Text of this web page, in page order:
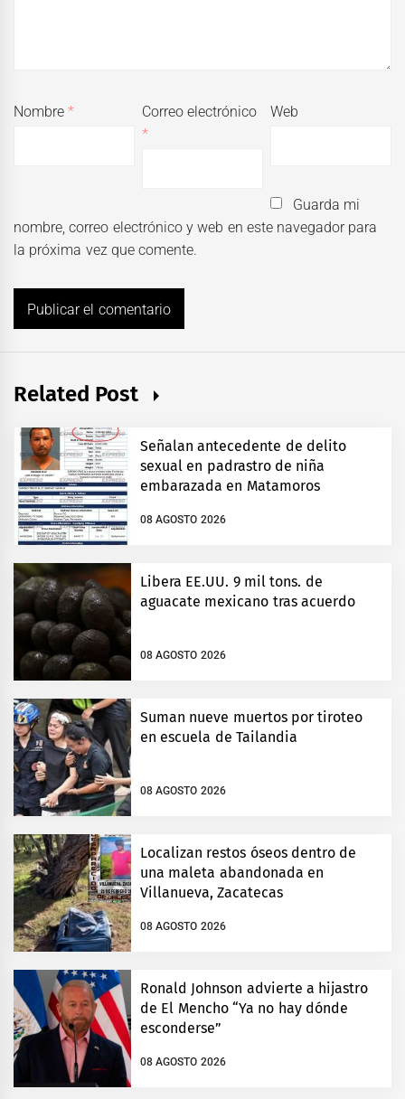
Nombre*
Correo electrónico
*
Web
Guarda mi
nombre, correo electrónico y web en este navegador para
la próxima vez que comente.
Related Post
Señalan antecedente de delito
sexual en padrastro de niña
embarazada en Matamoros
08 AGOSTO 2026
Libera EE.UU. 9 mil tons. de
aguacate mexicano tras acuerdo
08 AGOSTO 2026
Suman nueve muertos por tiroteo
en escuela de Tailandia
08 AGOSTO 2026
Localizan restos óseos dentro de
una maleta abandonada en
Villanueva, Zacatecas
08 AGOSTO 2026
Ronald Johnson advierte a hijastro
de El Mencho “Ya no hay dónde
esconderse”
08 AGOSTO 2026